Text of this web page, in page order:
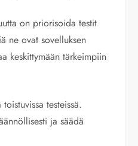
on priorisoida testit
ne ovat sovelluksen
keskittymään tärkeimpiin
testeissä.
ja säädä